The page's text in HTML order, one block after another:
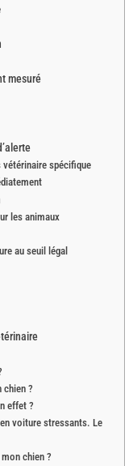
mesuré
vétérinaire spécifique
les animaux
au seuil légal
chien ?
effet ?
voiture stressants. Le
chien ?